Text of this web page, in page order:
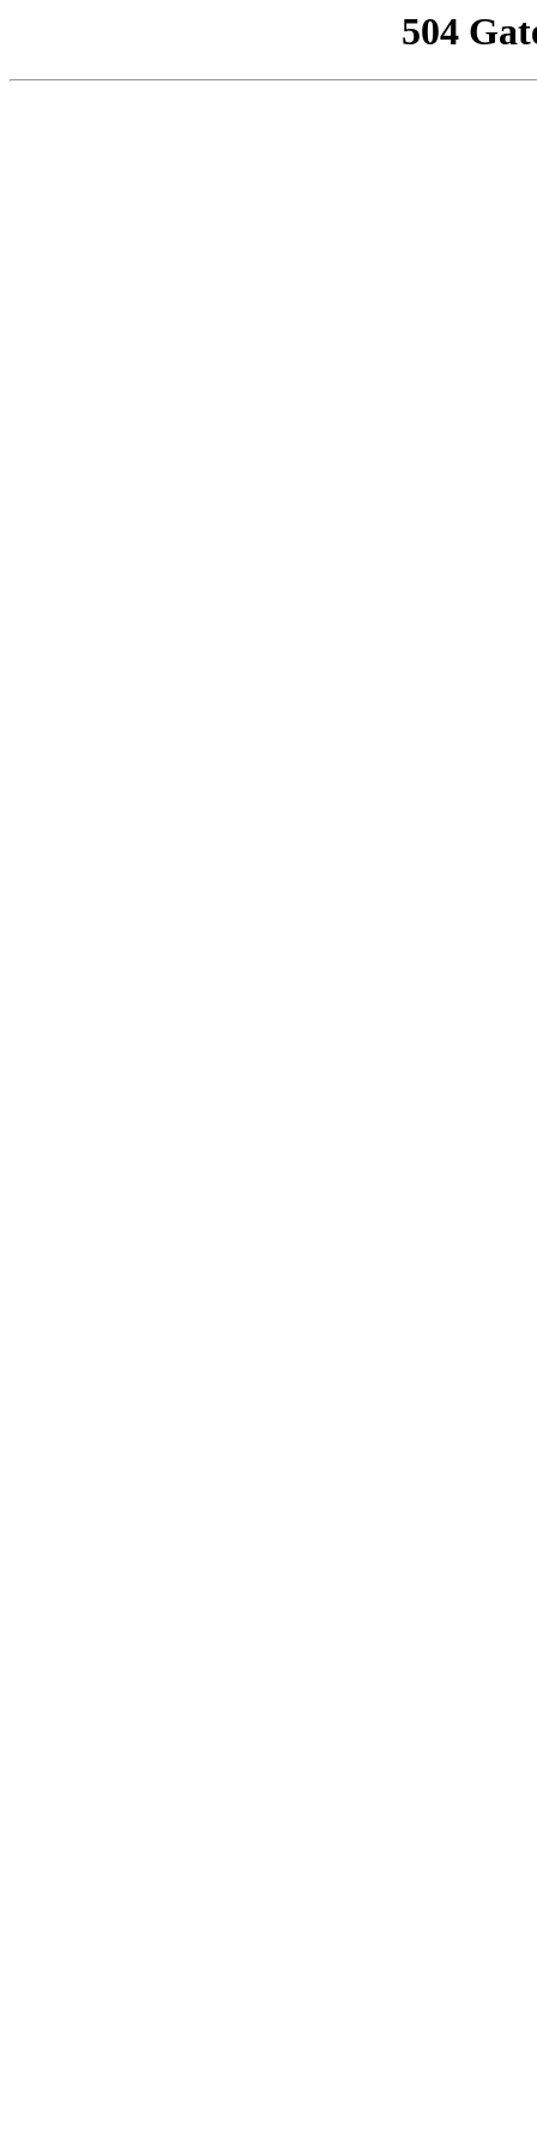
504